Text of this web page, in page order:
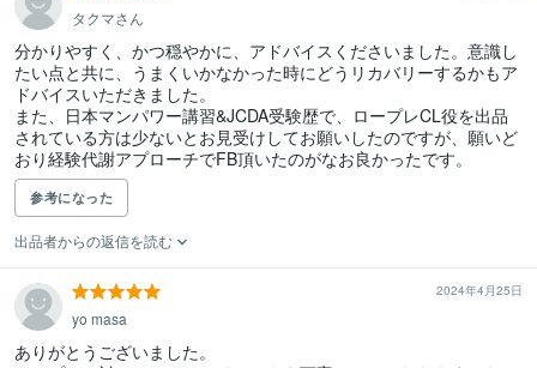
タクマさん
分かりやすく、かつ穏やかに、アドバイスくださいました。意識し
たい点と共に、うまくいかなかった時にどうリカバリーするかもア
ドバイスいただきました。
また、日本マンパワー講習&JCDA受験歴で、ロープレCL役を出品
されている方は少ないとお見受けしてお願いしたのですが、願いど
おり経験代謝アプローチでFB頂いたのがなお良かったです。
参考になった
出品者からの返信を読む
2024年4月25日
yo masa
ありがとうございました。